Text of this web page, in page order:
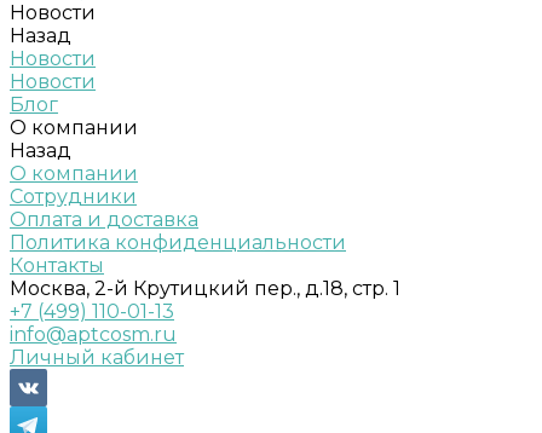
Новости
Назад
Новости
Новости
Блог
О компании
Назад
О компании
Сотрудники
Оплата и доставка
Политика конфиденциальности
Контакты
Москва, 2-й Крутицкий пер., д.18, стр. 1
+7 (499) 110-01-13
info@aptcosm.ru
Личный кабинет